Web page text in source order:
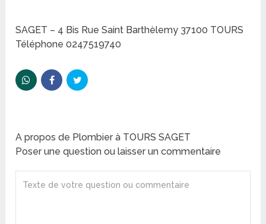
SAGET – 4 Bis Rue Saint Barthèlemy 37100 TOURS
Téléphone 0247519740
A propos de Plombier à TOURS SAGET
Poser une question ou laisser un commentaire